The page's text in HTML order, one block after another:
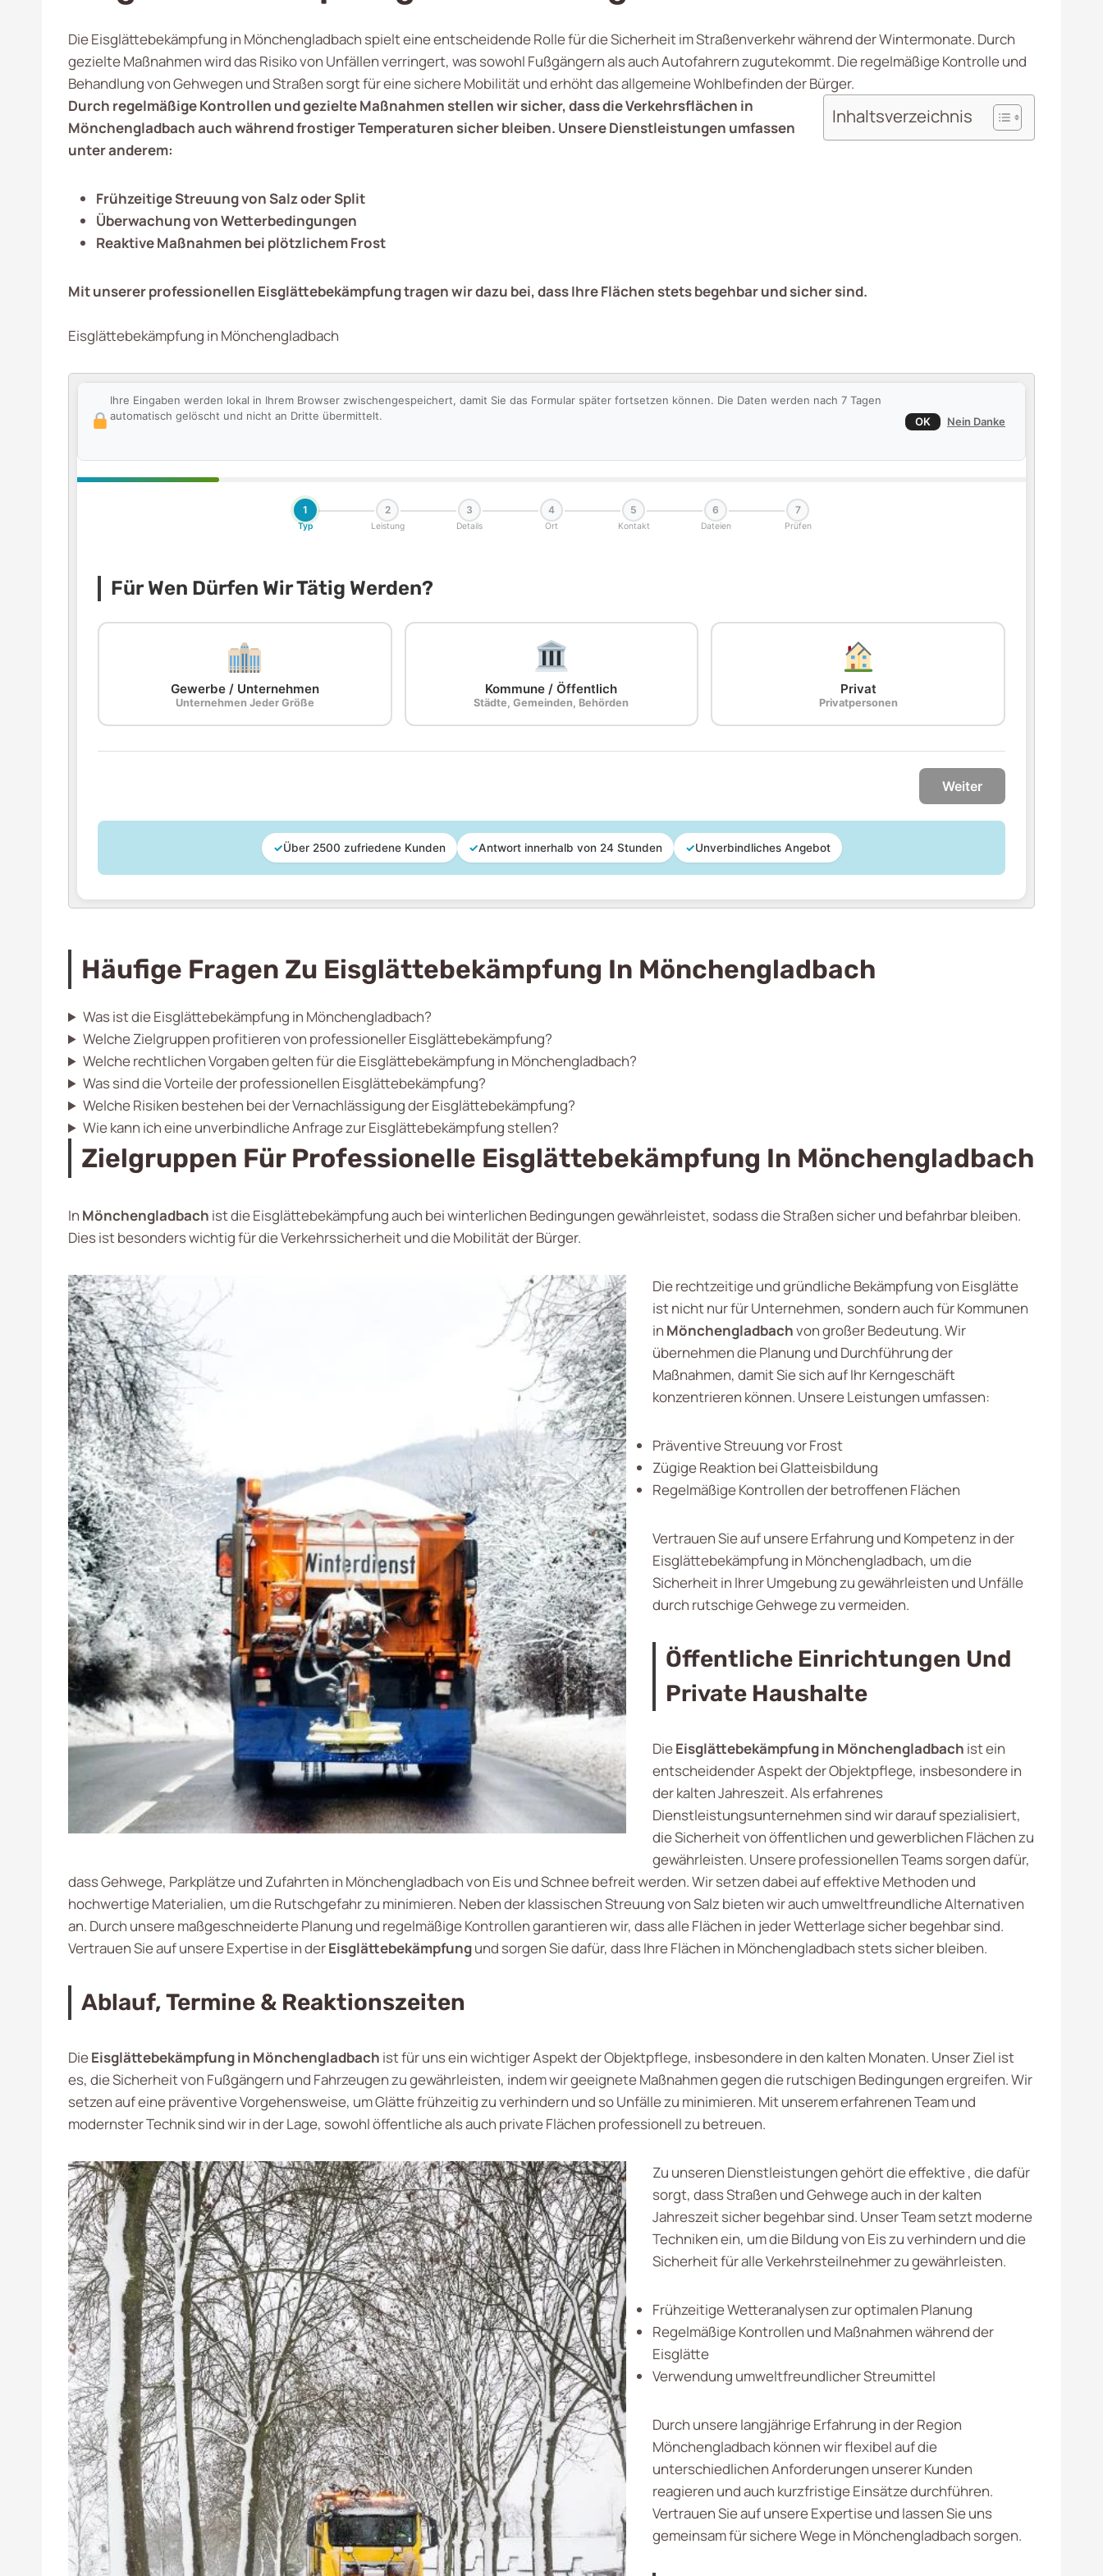
Die Eisglättebekämpfung in Mönchengladbach spielt eine entscheidende Rolle für die Sicherheit im Straßenverkehr während der Wintermonate. Durch
gezielte Maßnahmen wird das Risiko von Unfällen verringert, was sowohl Fußgängern als auch Autofahrern zugutekommt. Die regelmäßige Kontrolle und
Behandlung von Gehwegen und Straßen sorgt für eine sichere Mobilität und erhöht das allgemeine Wohlbefinden der Bürger.
Inhaltsverzeichnis
Durch regelmäßige Kontrollen und gezielte Maßnahmen stellen wir sicher, dass die Verkehrsflächen in
Mönchengladbachauch während frostiger Temperaturen sicher bleiben. Unsere Dienstleistungen umfassen
unter anderem:
Frühzeitige Streuung von Salz oder Split
Überwachung von Wetterbedingungen
Reaktive Maßnahmen bei plötzlichem Frost
Mit unserer professionellen Eisglättebekämpfung tragen wir dazu bei, dass Ihre Flächen stets begehbar und sicher sind.
Eisglättebekämpfung in Mönchengladbach
Ihre Eingaben werden lokal in Ihrem Browser zwischengespeichert, damit Sie das Formular später fortsetzen können. Die Daten werden nach 7 Tagen
automatisch gelöscht und nicht an Dritte übermittelt.
OK Nein Danke
1
Typ
2
Leistung
3
Details
4
Ort
5
Kontakt
6
Dateien
7
Prüfen
Für Wen Dürfen Wir Tätig Werden?
Gewerbe / Unternehmen
Unternehmen Jeder Größe
Kommune / Öffentlich
Städte, Gemeinden, Behörden
Privat
Privatpersonen
Weiter
✓Über 2500 zufriedene Kunden ✓Antwort innerhalb von 24 Stunden ✓Unverbindliches Angebot
Häufige Fragen Zu Eisglättebekämpfung In Mönchengladbach
Was ist die Eisglättebekämpfung in Mönchengladbach?
Welche Zielgruppen profitieren von professioneller Eisglättebekämpfung?
Welche rechtlichen Vorgaben gelten für die Eisglättebekämpfung in Mönchengladbach?
Was sind die Vorteile der professionellen Eisglättebekämpfung?
Welche Risiken bestehen bei der Vernachlässigung der Eisglättebekämpfung?
Wie kann ich eine unverbindliche Anfrage zur Eisglättebekämpfung stellen?
Zielgruppen Für Professionelle Eisglättebekämpfung In Mönchengladbach
In Mönchengladbach ist die Eisglättebekämpfung auch bei winterlichen Bedingungen gewährleistet, sodass die Straßen sicher und befahrbar bleiben.
Dies ist besonders wichtig für die Verkehrssicherheit und die Mobilität der Bürger.
Die rechtzeitige und gründliche Bekämpfung von Eisglätte
ist nicht nur für Unternehmen, sondern auch für Kommunen
in Mönchengladbachvon großer Bedeutung. Wir
übernehmen die Planung und Durchführung der
Maßnahmen, damit Sie sich auf Ihr Kerngeschäft
konzentrieren können. Unsere Leistungen umfassen:
Präventive Streuung vor Frost
Zügige Reaktion bei Glatteisbildung
Regelmäßige Kontrollen der betroffenen Flächen
Vertrauen Sie auf unsere Erfahrung und Kompetenz in der
Eisglättebekämpfung in Mönchengladbach, um die
Sicherheit in Ihrer Umgebung zu gewährleisten und Unfälle
durch rutschige Gehwege zu vermeiden.
Öffentliche Einrichtungen Und
Private Haushalte
DieEisglättebekämpfung in Mönchengladbach ist ein
entscheidender Aspekt der Objektpflege, insbesondere in
der kalten Jahreszeit. Als erfahrenes
Dienstleistungsunternehmen sind wir darauf spezialisiert,
die Sicherheit von öffentlichen und gewerblichen Flächen zu
gewährleisten. Unsere professionellen Teams sorgen dafür,
dass Gehwege, Parkplätze und Zufahrten in Mönchengladbach von Eis und Schnee befreit werden. Wir setzen dabei auf effektive Methoden und
hochwertige Materialien, um die Rutschgefahr zu minimieren. Neben der klassischen Streuung von Salz bieten wir auch umweltfreundliche Alternativen
an. Durch unsere maßgeschneiderte Planung und regelmäßige Kontrollen garantieren wir, dass alle Flächen in jeder Wetterlage sicher begehbar sind.
Vertrauen Sie auf unsere Expertise in derEisglättebekämpfungund sorgen Sie dafür, dass Ihre Flächen in Mönchengladbach stets sicher bleiben.
Ablauf, Termine & Reaktionszeiten
DieEisglättebekämpfung in Mönchengladbach ist für uns ein wichtiger Aspekt der Objektpflege, insbesondere in den kalten Monaten. Unser Ziel ist
es, die Sicherheit von Fußgängern und Fahrzeugen zu gewährleisten, indem wir geeignete Maßnahmen gegen die rutschigen Bedingungen ergreifen. Wir
setzen auf eine präventive Vorgehensweise, um Glätte frühzeitig zu verhindern und so Unfälle zu minimieren. Mit unserem erfahrenen Team und
modernster Technik sind wir in der Lage, sowohl öffentliche als auch private Flächen professionell zu betreuen.
Zu unseren Dienstleistungen gehört die effektive , die dafür
sorgt, dass Straßen und Gehwege auch in der kalten
Jahreszeit sicher begehbar sind. Unser Team setzt moderne
Techniken ein, um die Bildung von Eis zu verhindern und die
Sicherheit für alle Verkehrsteilnehmer zu gewährleisten.
Frühzeitige Wetteranalysen zur optimalen Planung
Regelmäßige Kontrollen und Maßnahmen während der
Eisglätte
Verwendung umweltfreundlicher Streumittel
Durch unsere langjährige Erfahrung in der Region
Mönchengladbach können wir flexibel auf die
unterschiedlichen Anforderungen unserer Kunden
reagieren und auch kurzfristige Einsätze durchführen.
Vertrauen Sie auf unsere Expertise und lassen Sie uns
gemeinsam für sichere Wege in Mönchengladbach sorgen.